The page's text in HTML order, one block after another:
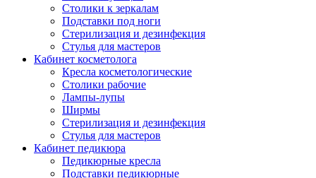
Столики к зеркалам
Подставки под ноги
Стерилизация и дезинфекция
Стулья для мастеров
Кабинет косметолога
Кресла косметологические
Столики рабочие
Лампы-лупы
Ширмы
Стерилизация и дезинфекция
Стулья для мастеров
Кабинет педикюра
Педикюрные кресла
Подставки педикюрные